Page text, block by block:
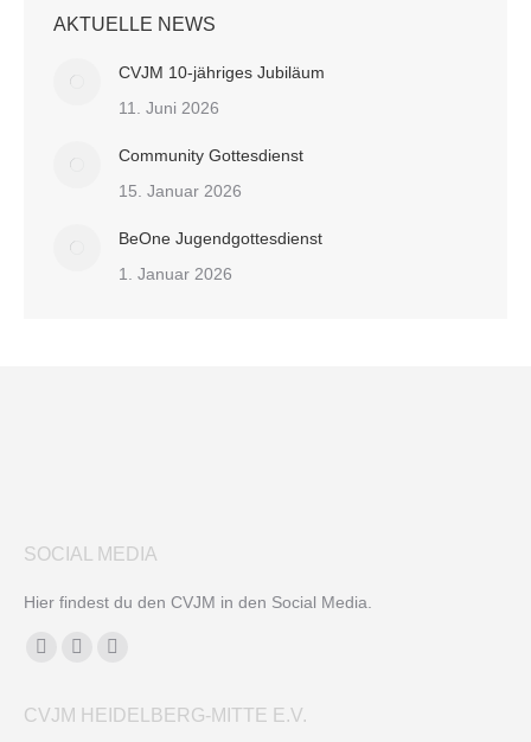
AKTUELLE NEWS
CVJM 10-jähriges Jubiläum
11. Juni 2026
Community Gottesdienst
15. Januar 2026
BeOne Jugendgottesdienst
1. Januar 2026
SOCIAL MEDIA
Hier findest du den CVJM in den Social Media.
Finden Sie uns auf:
opensopensopens
CVJM HEIDELBERG-MITTE E.V.